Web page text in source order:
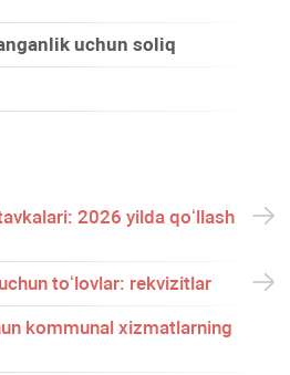
uchun soliq
2026 yilda qoʻllash
toʻlovlar: rekvizitlar
kommunal хizmatlarning